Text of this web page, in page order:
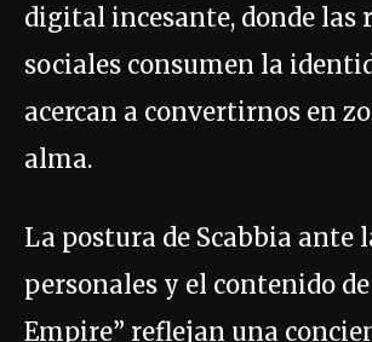
digital incesante, donde las
sociales consumen la
acercan a convertirnos en
alma.
La postura de Scabbia ante
personales y el contenido de
Empire” reflejan una